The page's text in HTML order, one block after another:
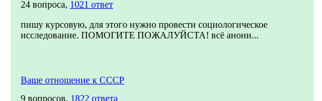
24 вопроса, 1021 ответ
пишу курсовую, для этого нужно провести социологическое
исследование. ПОМОГИТЕ ПОЖАЛУЙСТА! всё анони...
Ваше отношение к СССР
9 вопросов, 1822 ответа